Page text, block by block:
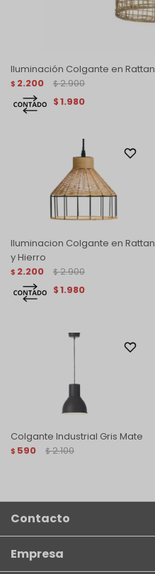
Iluminación Colgante en Rattan
$ 2.200 $ 2.900
$1.980
Iluminacion Colgante en Rattan
y Hierro
$ 2.200 $ 2.900
$1.980
Colgante Industrial Gris Mate
$ 590 $ 2.100
Contacto
Empresa